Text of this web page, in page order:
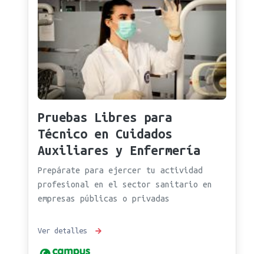
Pruebas Libres para
Técnico en Cuidados
Auxiliares y Enfermería
Prepárate para ejercer tu actividad
profesional en el sector sanitario en
empresas públicas o privadas
Ver detalles